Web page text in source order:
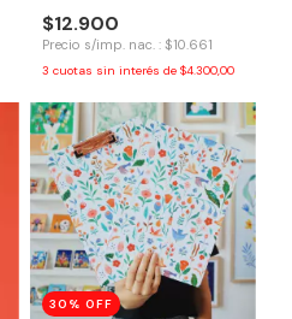
$12.900
Precio s/imp. nac. : $10.661
3 cuotas sin interés de $4.300,00
30 % OFF